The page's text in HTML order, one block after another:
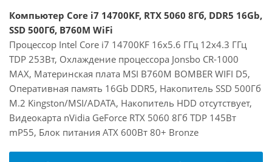
Компьютер Core i7 14700KF, RTX 5060 8Гб, DDR5 16Gb,
SSD 500Гб, B760M WiFi
Процессор Intel Core i7 14700KF 16x5.6 ГГц 12x4.3 ГГц
TDP 253Вт, Охлаждение процессора Jonsbo CR-1000
MAX, Материнская плата MSI B760M BOMBER WIFI D5,
Оперативная память 16Gb DDR5, Накопитель SSD 500Гб
M.2 Kingston/MSI/ADATA, Накопитель HDD отсутствует,
Видеокарта nVidia GeForce RTX 5060 8Гб TDP 145Вт
mP55, Блок питания ATX 600Вт 80+ Bronze